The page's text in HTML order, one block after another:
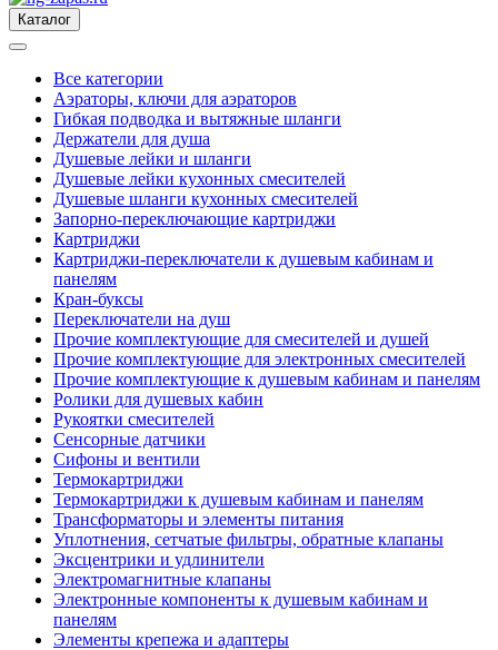
Каталог
Все категории
Аэраторы, ключи для аэраторов
Гибкая подводка и вытяжные шланги
Держатели для душа
Душевые лейки и шланги
Душевые лейки кухонных смесителей
Душевые шланги кухонных смесителей
Запорно-переключающие картриджи
Картриджи
Картриджи-переключатели к душевым кабинам и
панелям
Кран-буксы
Переключатели на душ
Прочие комплектующие для смесителей и душей
Прочие комплектующие для электронных смесителей
Прочие комплектующие к душевым кабинам и панелям
Ролики для душевых кабин
Рукоятки смесителей
Сенсорные датчики
Сифоны и вентили
Термокартриджи
Термокартриджи к душевым кабинам и панелям
Трансформаторы и элементы питания
Уплотнения, сетчатые фильтры, обратные клапаны
Эксцентрики и удлинители
Электромагнитные клапаны
Электронные компоненты к душевым кабинам и
панелям
Элементы крепежа и адаптеры